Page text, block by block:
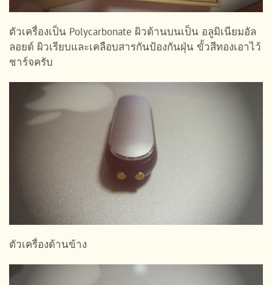
ตัวเครื่องเป็น Polycarbonate ผิวด้านบนเป็น อลูมิเนียมอัล
ลอยด์ ผิวเรียบและเคลือบสารกันป้องกันฝุ่น ขั้วสีทองเอาไว้
ชาร์จครับ
ตัวเครื่องด้านข้าง